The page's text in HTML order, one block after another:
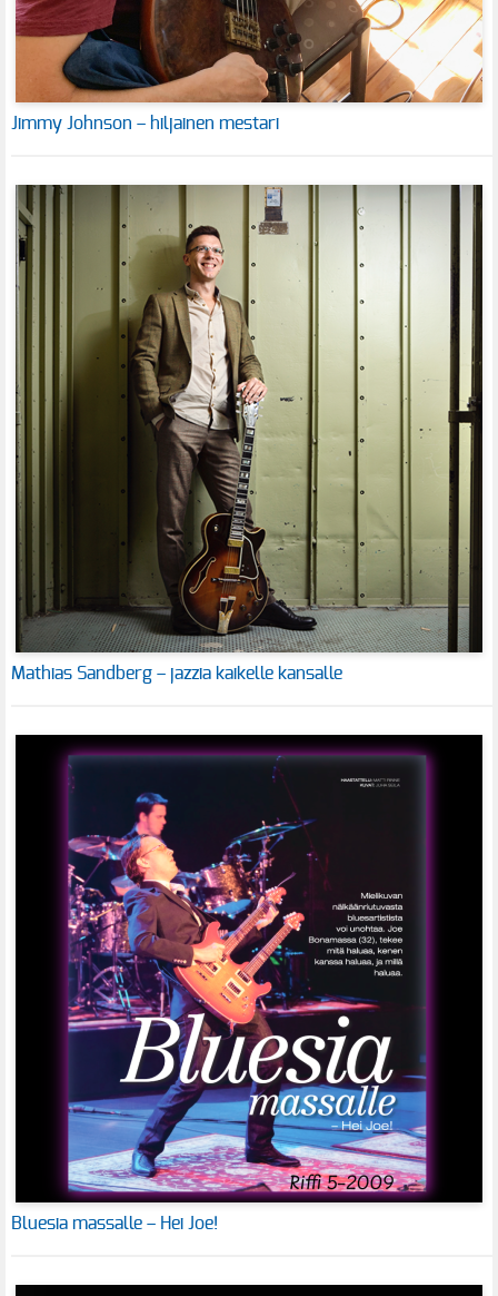
Jimmy Johnson – hiljainen mestari
Mathias Sandberg – jazzia kaikelle kansalle
Bluesia massalle – Hei Joe!